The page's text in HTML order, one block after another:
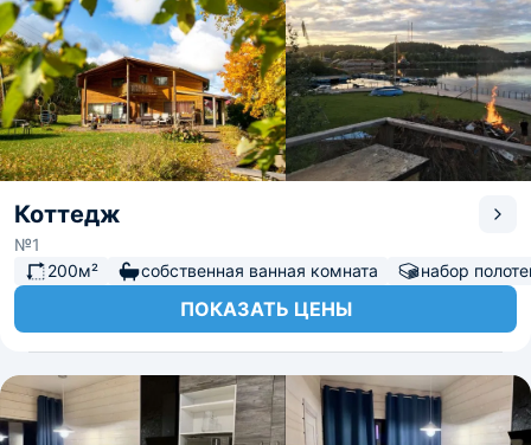
Коттедж
№1
200м²
собственная ванная комната набор
ПОКАЗАТЬ ЦЕНЫ